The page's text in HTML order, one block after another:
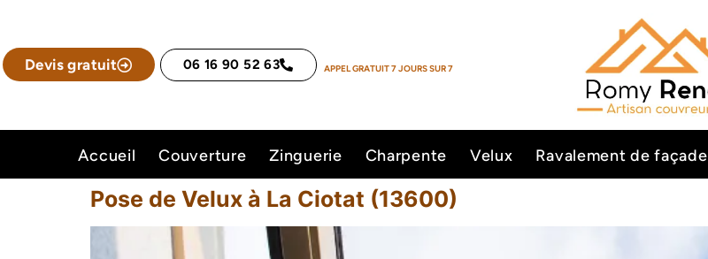
Devis gratuit 06 16 90 52 63 APPEL GRATUIT 7 JOURS SUR 7
Accueil Couverture Zinguerie Charpente Velux Ravalement de façade
Pose de Velux à La Ciotat (13600)